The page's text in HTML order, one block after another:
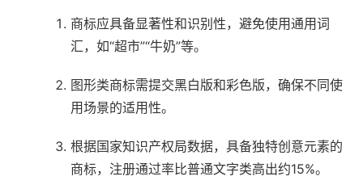
商标应具备显著性和识别性，避免使用通用词
汇，如“超市”“牛奶”等。
图形类商标需提交黑白版和彩色版，确保不同使
用场景的适用性。
根据国家知识产权局数据，具备独特创意元素的
商标，注册通过率比普通文字类高出约15%。